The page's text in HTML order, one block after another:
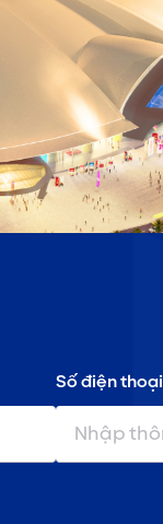
Số điện thoại